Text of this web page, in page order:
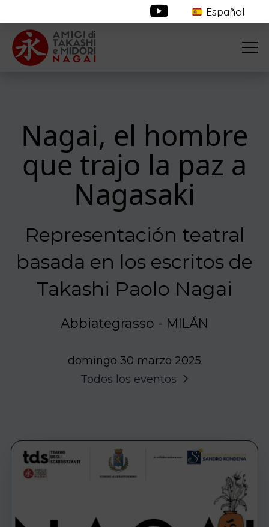
Español
Nagai, el hombre
que trajo la paz a
Nagasaki
Representación teatral
basada en los escritos de
Takashi Paolo Nagai
Abbiategrasso - MILÁN
domingo 30 marzo 2025
Todos los eventos